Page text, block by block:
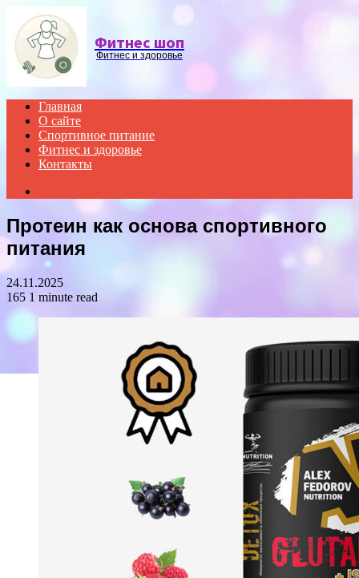
Фитнес шоп
Фитнес и здоровье
Главная
О сайте
Спортивное питание
Фитнес и здоровье
Контакты
Протеин как основа спортивного
питания
24.11.2025
165 1 minute read